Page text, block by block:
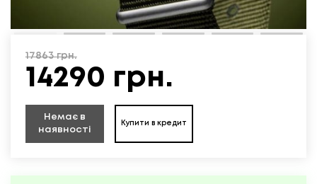
17863грн.
14290 грн.
Немає в
наявності
Купити в кредит